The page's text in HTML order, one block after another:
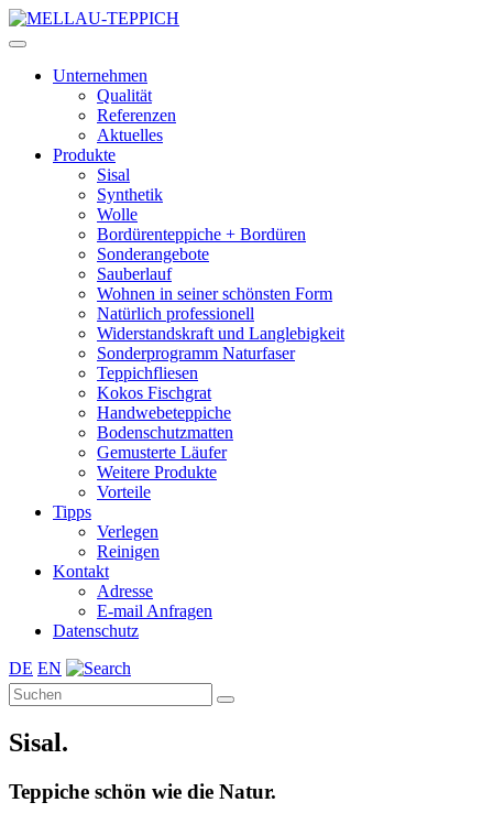
Unternehmen
Qualität
Referenzen
Aktuelles
Produkte
Sisal
Synthetik
Wolle
Bordürenteppiche + Bordüren
Sonderangebote
Sauberlauf
Wohnen in seiner schönsten Form
Natürlich professionell
Widerstandskraft und Langlebigkeit
Sonderprogramm Naturfaser
Teppichfliesen
Kokos Fischgrat
Handwebeteppiche
Bodenschutzmatten
Gemusterte Läufer
Weitere Produkte
Vorteile
Tipps
Verlegen
Reinigen
Kontakt
Adresse
E-mail Anfragen
Datenschutz
DE EN
Sisal.
Teppiche schön wie die Natur.